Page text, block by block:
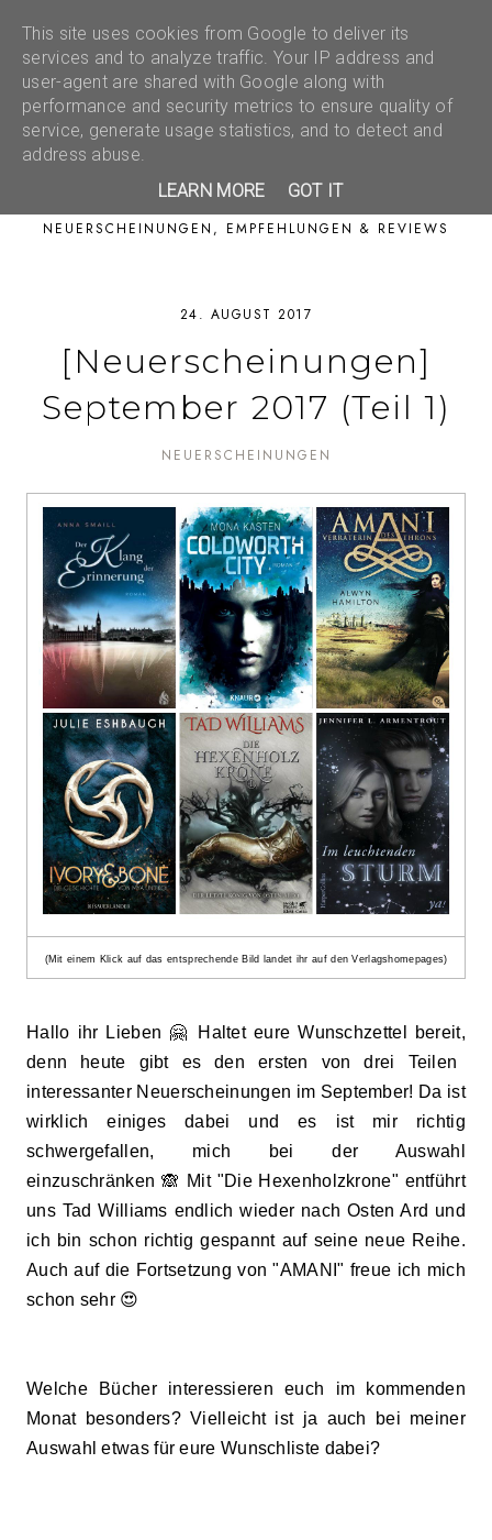
NEUERSCHEINUNGEN, EMPFEHLUNGEN & REVIEWS
24. AUGUST 2017
[Neuerscheinungen]
September 2017 (Teil 1)
NEUERSCHEINUNGEN
(Mit einem Klick auf das entsprechende Bild landet ihr auf den Verlagshomepages)
Hallo ihr Lieben 🤗 Haltet eure Wunschzettel bereit,
denn heute gibt es den ersten vondrei Teilen
interessanter Neuerscheinungen im September! Da ist
wirklich einiges dabei und es ist mir richtig
schwergefallen, mich bei der Auswah
einzuschränken 🙈 Mit "Die Hexenholzkrone" entführt
uns Tad Williams endlich wieder nach Osten Ard und
ich bin schon richtig gespannt aufseine neue Reihe.
Auch auf die Fortsetzung von "AMANI" freue ich mich
schon sehr 😍
Welche Bücher interessieren euch im kommenden
Monat besonders? Vielleicht ist ja auch bei meiner
Auswahl etwas für eure Wunschliste dabei?
This site uses cookies from Google to deliver its
services and to analyze traffic. Your IP address and
user-agent are shared with Google along with
performance and security metrics to ensure quality of
service, generate usage statistics, and to detect and
address abuse.
LEARN MORE
GOT IT